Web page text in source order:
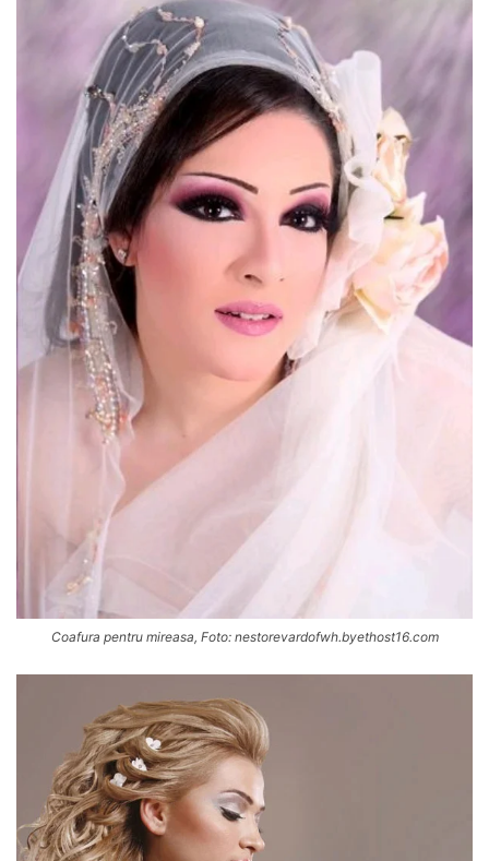
Coafura pentru mireasa, Foto: nestorevardofwh.byethost16.com